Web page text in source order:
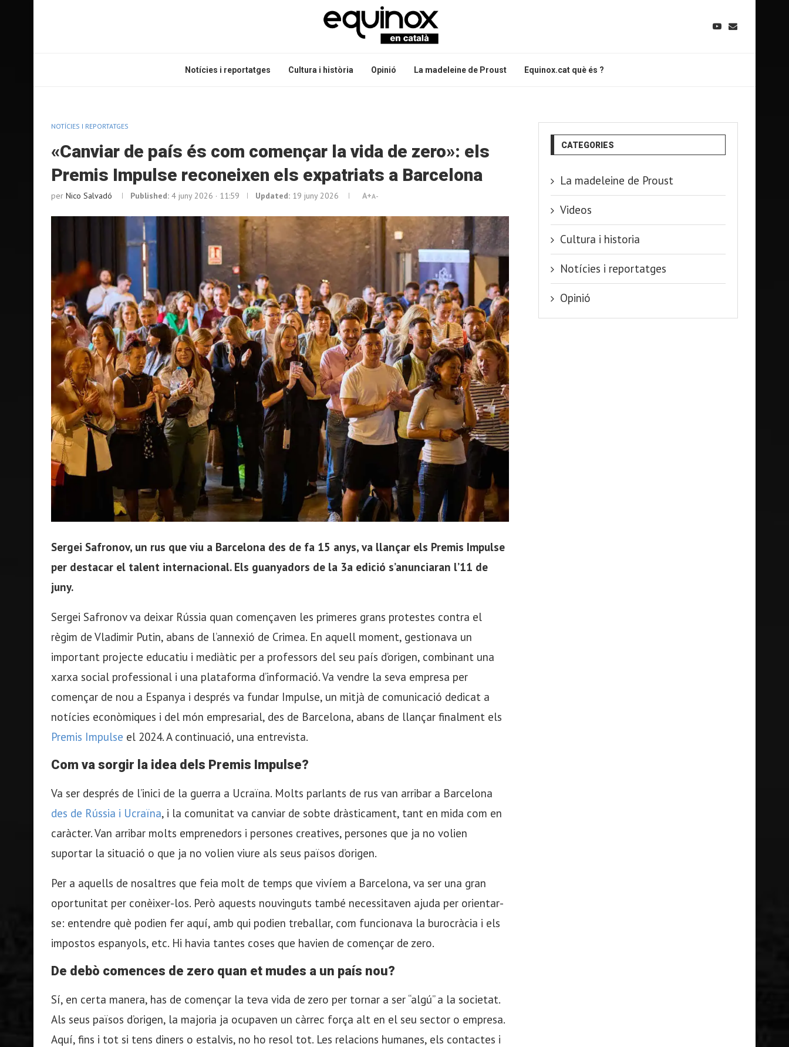
Notícies i reportatges Cultura i història Opinió La madeleine de Proust Equinox.cat què és ?
NOTÍCIES I REPORTATGES
«Canviar de país és com començar la vida de zero»: els
Premis Impulse reconeixen els expatriats a Barcelona
per Nico Salvadó Published: 4 juny 2026 · 11:59 Updated: 19 juny 2026 A+A-
Sergei Safronov, un rus que viu a Barcelona des de fa 15 anys, va llançar els Premis Impulse
per destacar el talent internacional. Els guanyadors de la 3a edició s’anunciaran l’11 de
juny.
Sergei Safronov va deixar Rússia quan començaven les primeres grans protestes contra el
règim de Vladimir Putin, abans de l’annexió de Crimea. En aquell moment, gestionava un
important projecte educatiu i mediàtic per a professors del seu país d’origen, combinant una
xarxa social professional i una plataforma d’informació. Va vendre la seva empresa per
començar de nou a Espanya i després va fundar Impulse, un mitjà de comunicació dedicat a
notícies econòmiques i del món empresarial, des de Barcelona, ​​abans de llançar finalment els
Premis Impulse el 2024. A continuació, una entrevista.
Com va sorgir la idea dels Premis Impulse?
Va ser després de l’inici de la guerra a Ucraïna. Molts parlants de rus van arribar a Barcelona
des de Rússia i Ucraïna, i la comunitat va canviar de sobte dràsticament, tant en mida com en
caràcter. Van arribar molts emprenedors i persones creatives, persones que ja no volien
suportar la situació o que ja no volien viure als seus països d’origen.
Per a aquells de nosaltres que feia molt de temps que vivíem a Barcelona, ​​va ser una gran
oportunitat per conèixer-los. Però aquests nouvinguts també necessitaven ajuda per orientar-
se: entendre què podien fer aquí, amb qui podien treballar, com funcionava la burocràcia i els
impostos espanyols, etc. Hi havia tantes coses que havien de començar de zero.
De debò comences de zero quan et mudes a un país nou?
Sí, en certa manera, has de començar la teva vida de zero per tornar a ser “algú” a la societat.
Als seus països d’origen, la majoria ja ocupaven un càrrec força alt en el seu sector o empresa.
Aquí, fins i tot si tens diners o estalvis, no ho resol tot. Les relacions humanes, els contactes i
CATEGORIES
La madeleine de Proust
Videos
Cultura i historia
Notícies i reportatges
Opinió